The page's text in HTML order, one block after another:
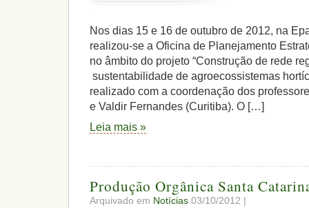
Nos dias 15 e 16 de outubro de 2012, na
realizou-se a Oficina de Planejamento
no âmbito do projeto “Construção de rede
sustentabilidade de agroecossistemas
realizado com a coordenação dos
e Valdir Fernandes (Curitiba). O […]
Leia mais »
Produção Orgânica Santa
Arquivado em Notícias 03/10/2012 |